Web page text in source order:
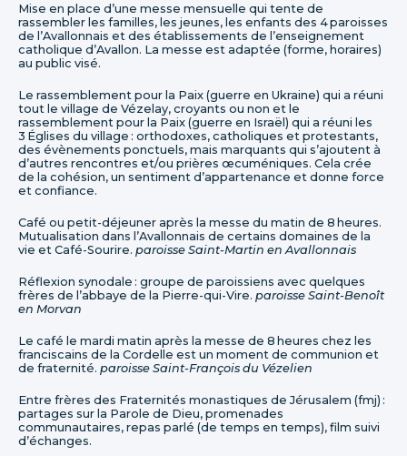
Mise en place d’une messe mensuelle qui tente de
rassembler les familles, les jeunes, les enfants des 4 paroisses
de l’Avallonnais et des établissements de l’enseignement
catholique d’Avallon. La messe est adaptée (forme, horaires)
au public visé.
Le rassemblement pour la Paix (guerre en Ukraine) qui a réuni
tout le village de Vézelay, croyants ou non et le
rassemblement pour la Paix (guerre en Israël) qui a réuni les
3 Églises du village : orthodoxes, catholiques et protestants,
des évènements ponctuels, mais marquants qui s’ajoutent à
d’autres rencontres et/ou prières œcuméniques. Cela crée
de la cohésion, un sentiment d’appartenance et donne force
et confiance.
Café ou petit-déjeuner après la messe du matin de 8 heures.
Mutualisation dans l’Avallonnais de certains domaines de la
vie et Café-Sourire. paroisse Saint-Martin en Avallonnais
Réflexion synodale : groupe de paroissiens avec quelques
frères de l’abbaye de la Pierre-qui-Vire. paroisse Saint-Benoît
en Morvan
Le café le mardi matin après la messe de 8 heures chez les
franciscains de la Cordelle est un moment de communion et
de fraternité. paroisse Saint-François du Vézelien
Entre frères des Fraternités monastiques de Jérusalem (fmj) :
partages sur la Parole de Dieu, promenades
communautaires, repas parlé (de temps en temps), film suivi
d’échanges.